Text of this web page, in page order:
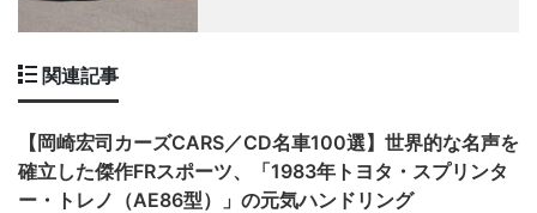
関連記事
【岡崎宏司カーズCARS／CD名車100選】世界的な名声を
確立した傑作FRスポーツ、「1983年トヨタ・スプリンタ
ー・トレノ（AE86型）」の元気ハンドリング